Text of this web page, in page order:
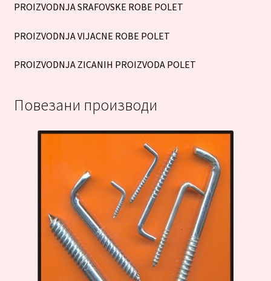
PROIZVODNJA SRAFOVSKE ROBE POLET
PROIZVODNJA VIJACNE ROBE POLET
PROIZVODNJA ZICANIH PROIZVODA POLET
Повезани производи